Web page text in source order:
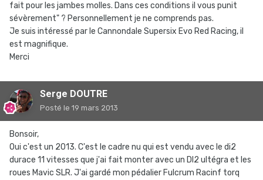
fait pour les jambes molles. Dans ces conditions il vous punit
sévèrement" ? Personnellement je ne comprends pas.
Je suis intéressé par le Cannondale Supersix Evo Red Racing, il
est magnifique.
Merci
Serge DOUTRE
Posté le 19 mars 2013
Bonsoir,
Oui c'est un 2013. C'est le cadre nu qui est vendu avec le di2
durace 11 vitesses que j'ai fait monter avec un DI2 ultégra et les
roues Mavic SLR. J'ai gardé mon pédalier Fulcrum Racinf torq